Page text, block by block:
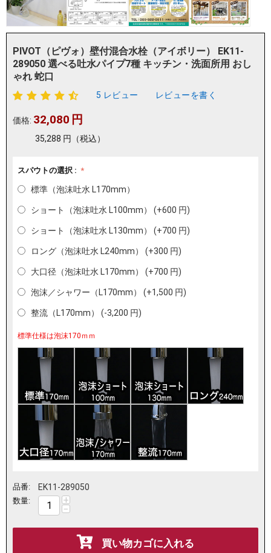
PIVOT（ピヴォ）壁付混合水栓（アイボリー） EK11-
289050 選べる吐水パイプ7種 キッチン・洗面所用 おし
ゃれ 蛇口
5 レビュー レビューを書く
価格: 32,080 円
35,288 円 （税込）
スパウトの選択 :
標準（泡沫吐水 L170mm）
ショート（泡沫吐水 L100mm） (+600 円)
ショート（泡沫吐水 L130mm） (+700 円)
ロング（泡沫吐水 L240mm） (+300 円)
大口径（泡沫吐水 L170mm） (+700 円)
泡沫／シャワー（L170mm） (+1,500 円)
整流（L170mm） (-3,200 円)
標準仕様は泡沫170ｍｍ
品番: EK11-289050
数量: +
−
買い物カゴに入れる